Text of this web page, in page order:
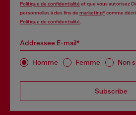
Politique de confidentialité et que vous autorisez
personnelles à des fins de marketing*comme
Politique de confidentialité
Addressee E-mail*
Homme Femme Non
Subscribe